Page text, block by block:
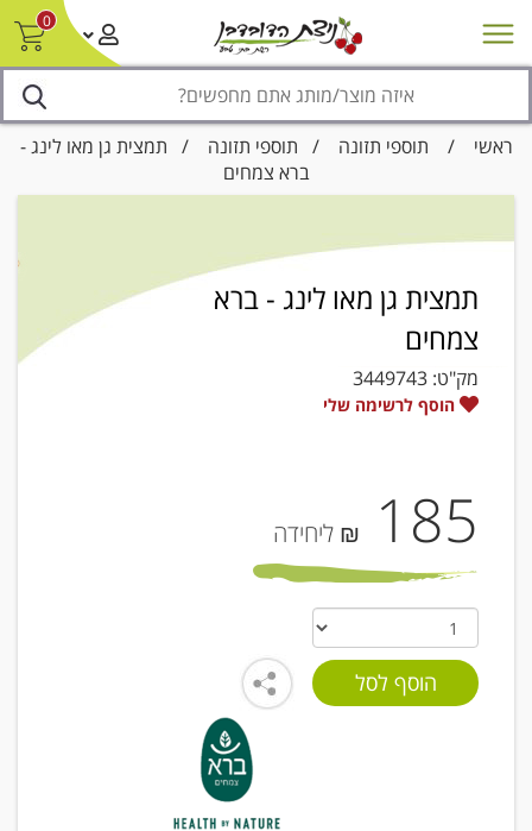
0
מבצעים סניפים צור קשר/ביטול הזמנה
ראשי / תוספי תזונה / תוספי תזונה / תמצית גן מאו לינג -
ברא צמחים
תמצית גן מאו לינג - ברא
צמחים
מק"ט: 3449743
הוסף לרשימה שלי
185 ₪ ליחידה